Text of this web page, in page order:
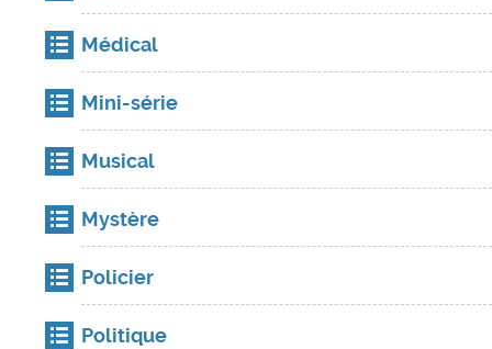
Médical
Mini-série
Musical
Mystère
Policier
Politique